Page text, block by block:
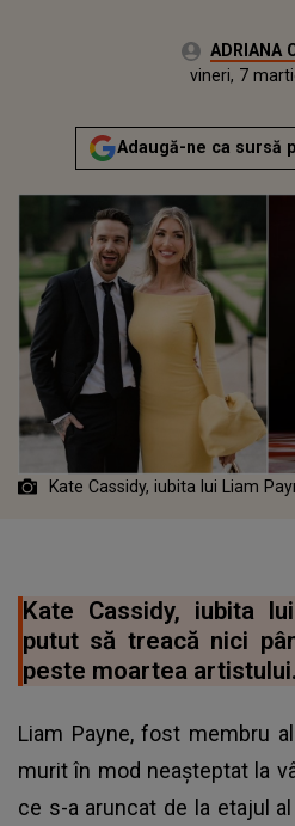
Autor:ADRIANA
Publicat:
vineri, 7
Adaugă-ne ca sursă
Kate Cassidy, iubita lui Liam
Kate Cassidy, iubita
putut să treacă nici
peste moartea artistului.
Liam Payne, fost membru
murit în mod neașteptat la
ce s-a aruncat de la etajul